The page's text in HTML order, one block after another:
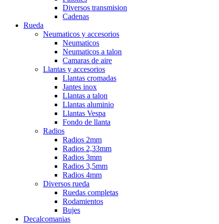
Diversos transmision
Cadenas
Rueda
Neumaticos y accesorios
Neumaticos
Neumaticos a talon
Camaras de aire
Llantas y accesorios
Llantas cromadas
Jantes inox
Llantas a talon
Llantas aluminio
Llantas Vespa
Fondo de llanta
Radios
Radios 2mm
Radios 2,33mm
Radios 3mm
Radios 3,5mm
Radios 4mm
Diversos rueda
Ruedas completas
Rodamientos
Bujes
Decalcomanias